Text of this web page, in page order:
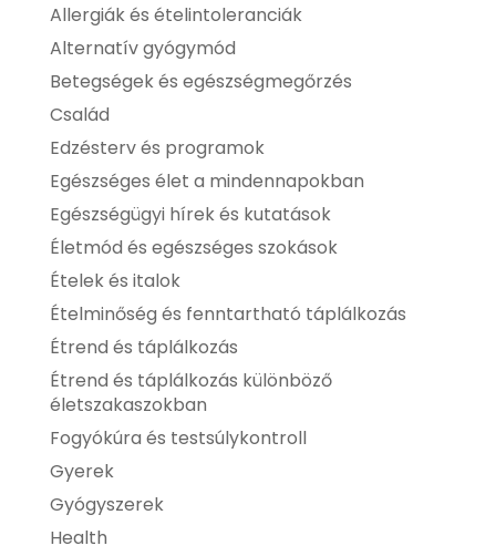
Allergiák és ételintoleranciák
Alternatív gyógymód
Betegségek és egészségmegőrzés
Család
Edzésterv és programok
Egészséges élet a mindennapokban
Egészségügyi hírek és kutatások
Életmód és egészséges szokások
Ételek és italok
Ételminőség és fenntartható táplálkozás
Étrend és táplálkozás
Étrend és táplálkozás különböző
életszakaszokban
Fogyókúra és testsúlykontroll
Gyerek
Gyógyszerek
Health